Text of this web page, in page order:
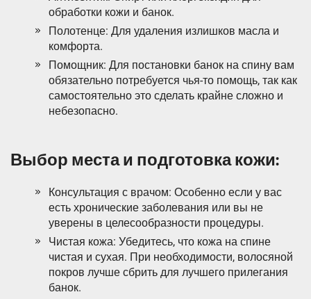
обработки кожи и банок.
Полотенце: Для удаления излишков масла и
комфорта.
Помощник: Для постановки банок на спину вам
обязательно потребуется чья-то помощь, так как
самостоятельно это сделать крайне сложно и
небезопасно.
Выбор места и подготовка кожи:
Консультация с врачом: Особенно если у вас
есть хронические заболевания или вы не
уверены в целесообразности процедуры.
Чистая кожа: Убедитесь, что кожа на спине
чистая и сухая. При необходимости, волосяной
покров лучше сбрить для лучшего прилегания
банок.